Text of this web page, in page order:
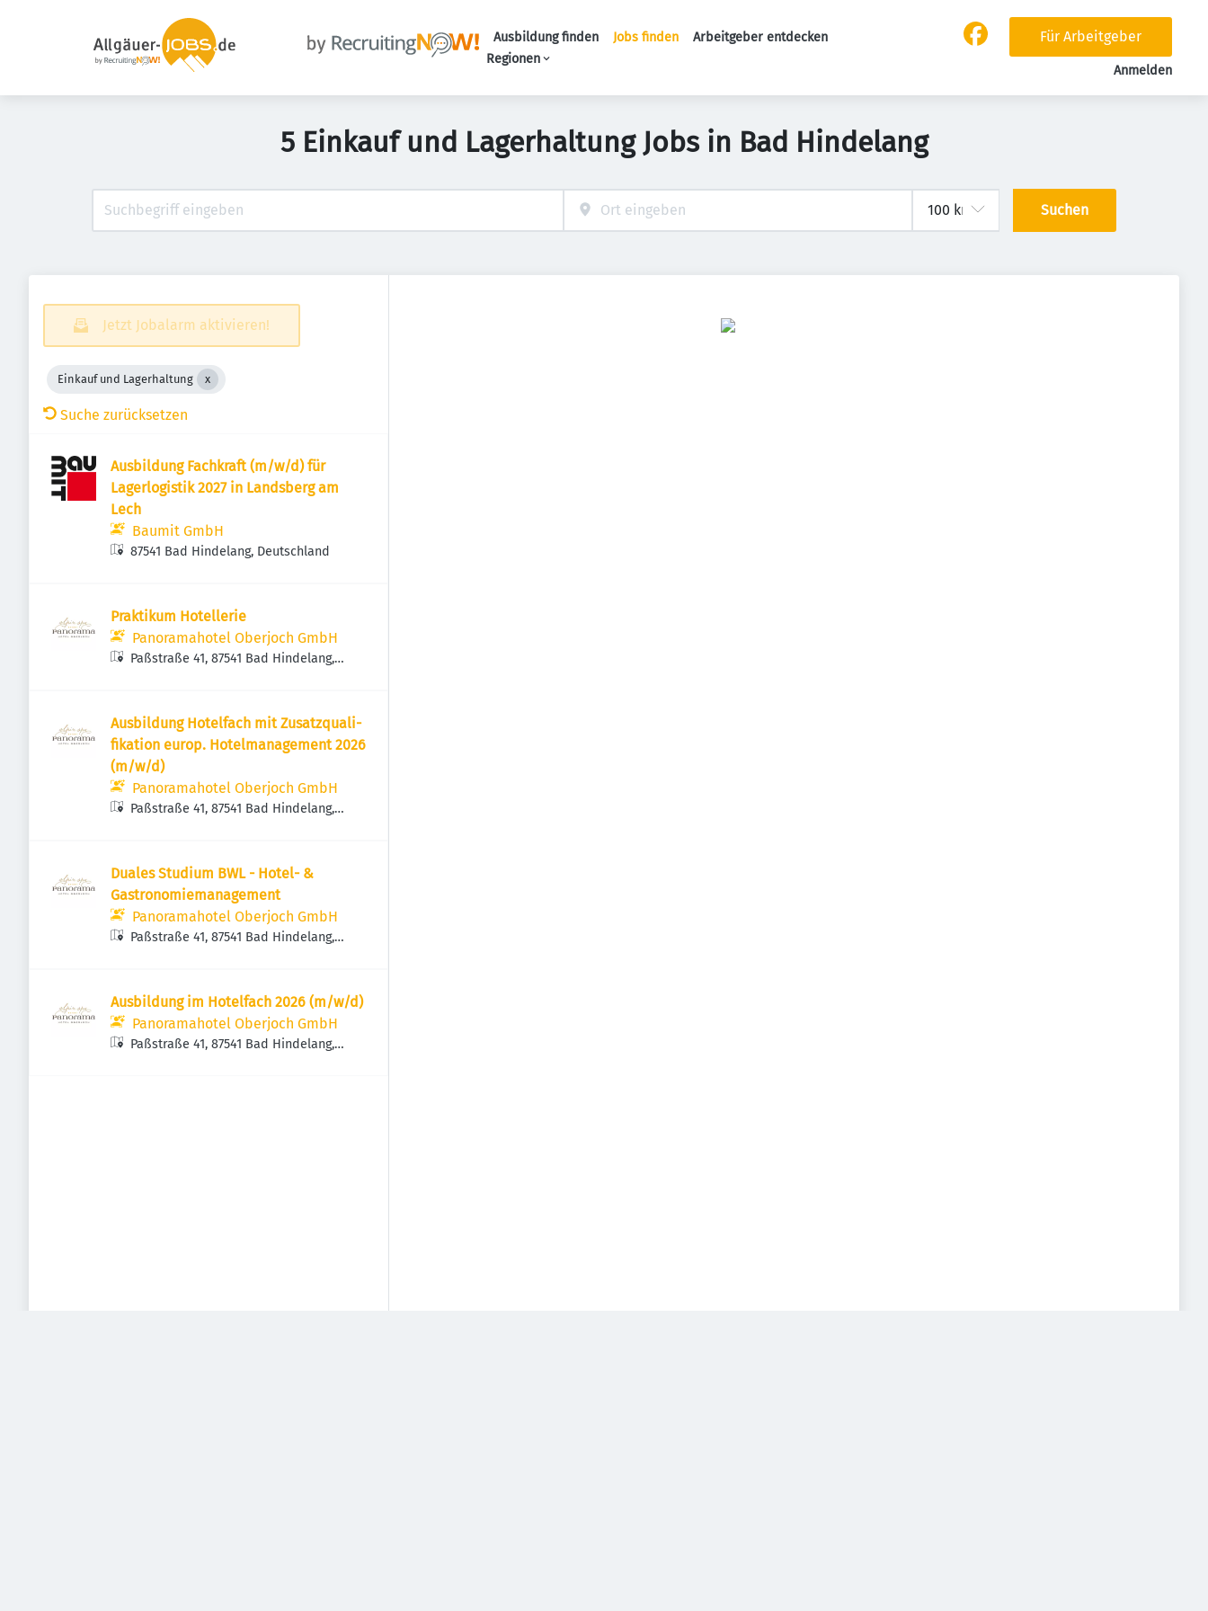
Ausbildung finden Jobs finden
Arbeitgeber entdecken
Regionen
Für Arbeitgeber
Anmelden
5 Einkauf und Lagerhaltung Jobs in Bad Hindelang
Suchen
Jetzt Jobalarm aktivieren!
Einkauf und Lagerhaltung
Suche zurücksetzen
Ausbildung Fachkraft (m/w/d) für
Lagerlogistik 2027 in Landsberg am
Lech
Baumit GmbH
87541 Bad Hindelang, Deutschland
Praktikum Hotellerie
Panoramahotel Oberjoch GmbH
Paßstraße 41, 87541 Bad Hindelang,
Ausbildung Hotelfach mit Zusatzquali­
fikation europ. Hotel­management 2026
(m/w/d)
Panoramahotel Oberjoch GmbH
Paßstraße 41, 87541 Bad Hindelang,
Duales Studium BWL - Hotel- &
Gastronomiemanagement
Panoramahotel Oberjoch GmbH
Paßstraße 41, 87541 Bad Hindelang,
Ausbildung im Hotelfach 2026 (m/w/d)
Panoramahotel Oberjoch GmbH
Paßstraße 41, 87541 Bad Hindelang,